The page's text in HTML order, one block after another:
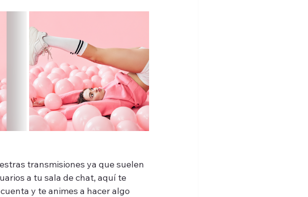
transmisiones ya que suelen
a tu sala de chat, aquí te
y te animes a hacer algo